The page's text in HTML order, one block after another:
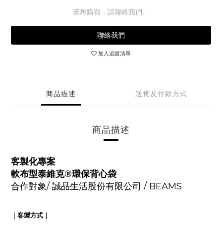
若想購買，請聯絡我們。
聯絡我們
加入追蹤清單
商品描述 送貨及付款方式
商品描述
客製化專案
軟布型泰維克®環保背心袋
合作對象/ 誠品生活股份有限公司 / BEAMS
｜客製方式｜